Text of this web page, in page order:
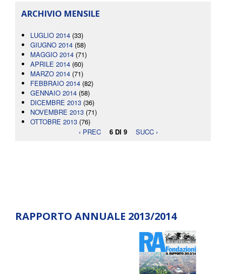
ARCHIVIO MENSILE
LUGLIO 2014 (33)
GIUGNO 2014 (58)
MAGGIO 2014 (71)
APRILE 2014 (60)
MARZO 2014 (71)
FEBBRAIO 2014 (82)
GENNAIO 2014 (58)
DICEMBRE 2013 (36)
NOVEMBRE 2013 (71)
OTTOBRE 2013 (76)
‹ PREC
6 DI 9 SUCC ›
RAPPORTO ANNUALE 2013/2014